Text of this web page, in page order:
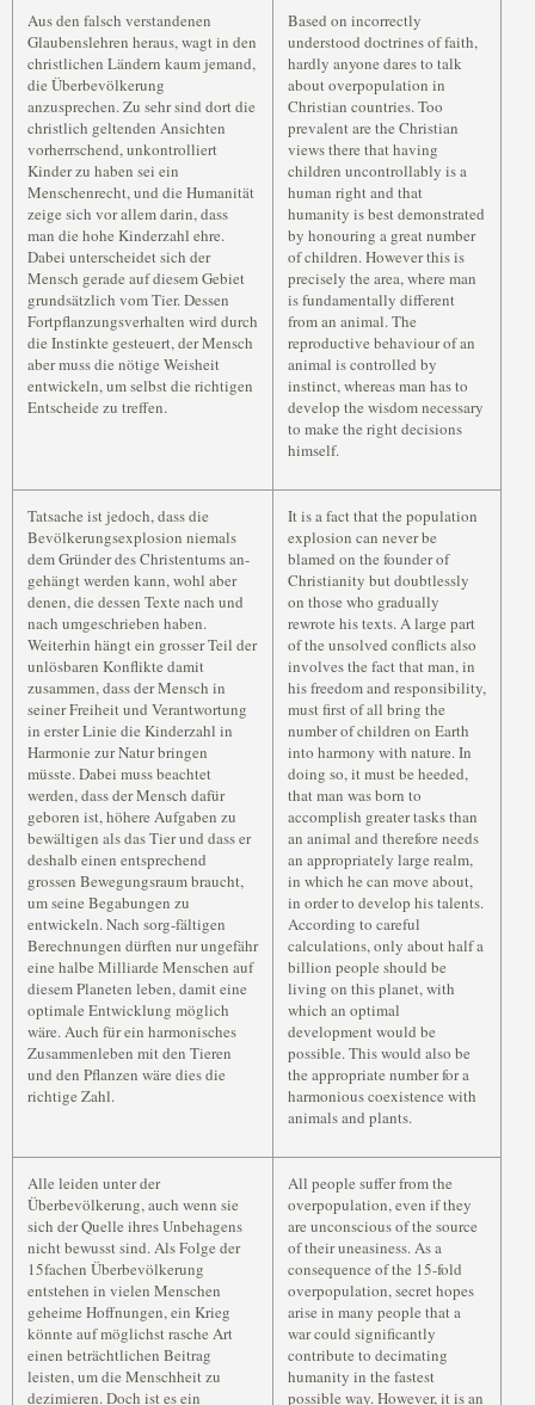
Aus den falsch verstandenen
Glaubenslehren heraus, wagt in den
christlichen Ländern kaum jemand,
die Überbevölkerung
anzusprechen. Zu sehr sind dort die
christlich geltenden Ansichten
vorherrschend, unkontrolliert
Kinder zu haben sei ein
Menschenrecht, und die Humanität
zeige sich vor allem darin, dass
man die hohe Kinderzahl ehre.
Dabei unterscheidet sich der
Mensch gerade auf diesem Gebiet
grundsätzlich vom Tier. Dessen
Fortpflanzungsverhalten wird durch
die Instinkte gesteuert, der Mensch
aber muss die nötige Weisheit
entwickeln, um selbst die richtigen
Entscheide zu treffen.
Based on incorrectly
understood doctrines of faith,
hardly anyone dares to talk
about overpopulation in
Christian countries. Too
prevalent are the Christian
views there that having
children uncontrollably is a
human right and that
humanity is best demonstrated
by honouring a great number
of children. However this is
precisely the area, where man
is fundamentally different
from an animal. The
reproductive behaviour of an
animal is controlled by
instinct, whereas man has to
develop the wisdom necessary
to make the right decisions
himself.
Tatsache ist jedoch, dass die
Bevölkerungsexplosion niemals
dem Gründer des Christentums an-
gehängt werden kann, wohl aber
denen, die dessen Texte nach und
nach umgeschrieben haben.
Weiterhin hängt ein grosser Teil der
unlösbaren Konflikte damit
zusammen, dass der Mensch in
seiner Freiheit und Verantwortung
in erster Linie die Kinderzahl in
Harmonie zur Natur bringen
müsste. Dabei muss beachtet
werden, dass der Mensch dafür
geboren ist, höhere Aufgaben zu
bewältigen als das Tier und dass er
deshalb einen entsprechend
grossen Bewegungsraum braucht,
um seine Begabungen zu
entwickeln. Nach sorg-fältigen
Berechnungen dürften nur ungefähr
eine halbe Milliarde Menschen auf
diesem Planeten leben, damit eine
optimale Entwicklung möglich
wäre. Auch für ein harmonisches
Zusammenleben mit den Tieren
und den Pflanzen wäre dies die
richtige Zahl.
It is a fact that the population
explosion can never be
blamed on the founder of
Christianity but doubtlessly
on those who gradually
rewrote his texts. A large part
of the unsolved conflicts also
involves the fact that man, in
his freedom and responsibility,
must first of all bring the
number of children on Earth
into harmony with nature. In
doing so, it must be heeded,
that man was born to
accomplish greater tasks than
an animal and therefore needs
an appropriately large realm,
in which he can move about,
in order to develop his talents.
According to careful
calculations, only about half a
billion people should be
living on this planet, with
which an optimal
development would be
possible. This would also be
the appropriate number for a
harmonious coexistence with
animals and plants.
Alle leiden unter der
Überbevölkerung, auch wenn sie
sich der Quelle ihres Unbehagens
nicht bewusst sind. Als Folge der
15fachen Überbevölkerung
entstehen in vielen Menschen
geheime Hoffnungen, ein Krieg
könnte auf möglichst rasche Art
einen beträchtlichen Beitrag
leisten, um die Menschheit zu
dezimieren. Doch ist es ein
All people suffer from the
overpopulation, even if they
are unconscious of the source
of their uneasiness. As a
consequence of the 15-fold
overpopulation, secret hopes
arise in many people that a
war could significantly
contribute to decimating
humanity in the fastest
possible way. However, it is an